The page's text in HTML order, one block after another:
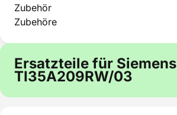
Zubehör
Zubehöre
Ersatzteile für Siemens
TI35A209RW/03